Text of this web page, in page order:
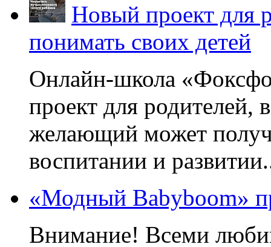
Новый проект для
понимать своих детей
Онлайн-школа
проект для родителей,
желающий может
воспитании и
«Модный Babyboom»
Внимание! Всеми